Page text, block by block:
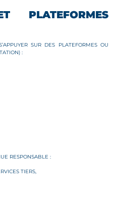
PLATEFORMES
SUR DES PLATEFORMES OU
:
RESPONSABLE :
TIERS,